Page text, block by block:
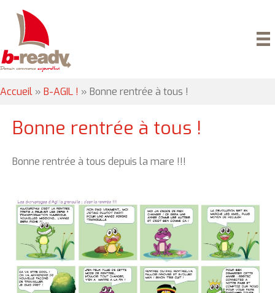
Accueil » B-AGIL ! » Bonne rentrée à tous !
Bonne rentrée à tous !
Bonne rentrée à tous depuis la mare !!!